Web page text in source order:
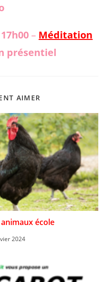
– Méditation
présentiel
AIMER
école
2024